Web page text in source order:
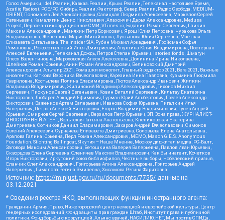
Голос Америки, Idel.Реалии, Кавказ.Реалии, Крым.Реалии, Телеканал Настоящее Время,
Azatliq Radiosi, PCE/PC, Сибирь.Реалии, Фактограф, Север.Реалии, Радио Свобода, MEDIUM-
ORIENT, Пономарев Лев Александрович, Савицкая Людмила Алексеевна, Маркелов Сергей
Евгеньевич, Камалягин Денис Николаевич, Апахончич Дарья Александровна, Medusa
Project, Первое антикоррупционное СМИ, VTimes.io, Баданин Роман Сергеевич, Гликин
Максим Александрович, Маняхин Петр Борисович, Ярош Юлия Петровна, Чуракова Ольга
Владимировна, Железнова Мария Михайловна, Лукьянова Юлия Сергеевна, Маетная
Елизавета Витальевна, The Insider SIA, Рубин Михаил Аркадьевич, Гройсман Софья
Романовна, Рождественский Илья Дмитриевич, Апухтина Юлия Владимировна, Постернак
Алексей Евгеньевич, Телеканал Дождь, Петров Степан Юрьевич, Istories fonds, Шмагун
Олеся Валентиновна, Мароховская Алеся Алексеевна, Долинина Ирина Николаевна,
Шлейнов Роман Юрьевич, Анин Роман Александрович, Великовский Дмитрий
Александрович, Альтаир 2021, Ромашки монолит, Главный редактор 2021, Вега 2021, Важные
иноагенты, Каткова Вероника Вячеславовна, Карезина Инна Павловна, Кузьмина Людмила
Гавриловна, Костылева Полина Владимировна, Лютов Александр Иванович, Жилкин
Владимир Владимирович, Жилинский Владимир Александрович, Тихонов Михаил
Сергеевич, Пискунов Сергей Евгеньевич, Ковин Виталий Сергеевич, Кильтау Екатерина
Викторовна, Любарев Аркадий Ефимович, Гурман Юрий Альбертович, Грезев Александр
Викторович, Важенков Артем Валерьевич, Иванова София Юрьевна, Пигалкин Илья
Валерьевич, Петров Алексей Викторович, Егоров Владимир Владимирович, Гусев Андрей
Юрьевич, Смирнов Сергей Сергеевич, Верзилов Петр Юрьевич, ЗП, Зона права, ЖУРНАЛИСТ-
ИНОСТРАННЫЙ АГЕНТ, Вольтская Татьяна Анатольевна, Клепиковская Екатерина
Дмитриевна, Сотников Даниил Владимирович, Захаров Андрей Вячеславович, Симонов
Евгений Алексеевич, Сурначева Елизавета Дмитриевна, Соловьева Елена Анатольевна,
Арапова Галина Юрьевна, Перл Роман Александрович, МЕМО, Mason G.E.S. Anonymous
Foundation, Stichting Bellingcat, Якутия – Наше Мнение, Москоу диджитал медиа, РС-Балт,
Заговора Максим Александрович, Ветошкина Валерия Валерьевна, Павлов Иван Юрьевич,
Скворцова Елена Сергеевна, Оленичев Максим Владимирович, Как бы инагент, Кочетков
Игорь Викторович, Иркутский союз библиофилов, Честные выборы, Нобелевский призыв,
Еланчик Олег Александрович, Григорьева Алина Александровна, Григорьев Андрей
Валерьевич , Гималова Регина Эмилевна, Хисамова Регина Фаритовна
Источник: https://minjust.gov.ru/ru/documents/7755/ данные на
03.12.2021
* Сведения реестра НКО, выполняющих функции иностранного агента:
Гражданин.Армия.Право, Нижегородский центр немецкой и европейской культуры, Центр
гендерных исследований, Фонд защиты прав граждан Штаб, Институт права и публичной
политики, Фонд борьбы с коррупцией, Альянс врачей, НАСИЛИЮ.НЕТ, Мы против СПИДа,